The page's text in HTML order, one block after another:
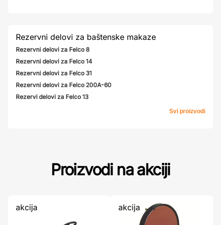
Rezervni delovi za baštenske makaze
Rezervni delovi za Felco 8
Rezervni delovi za Felco 14
Rezervni delovi za Felco 31
Rezervni delovi za Felco 200A-60
Rezervi delovi za Felco 13
Svi proizvodi
Proizvodi na akciji
akcija akcija